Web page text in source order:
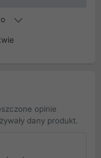
opinie
dany produkt.